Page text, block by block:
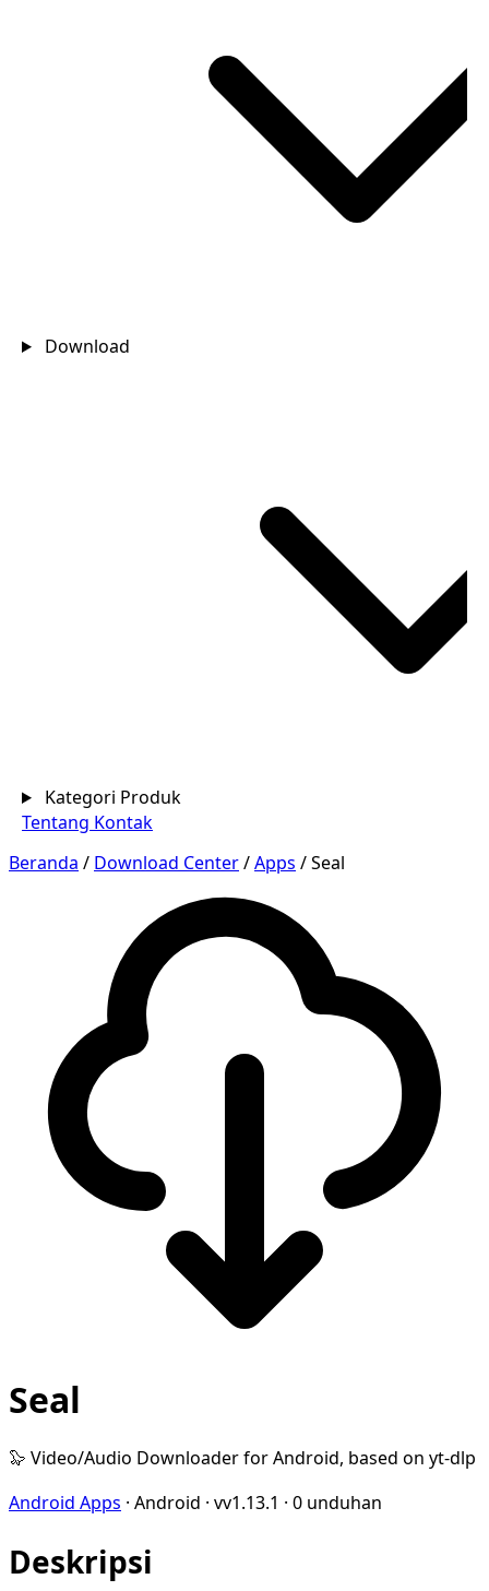
Download
Kategori Produk
Tentang Kontak
Beranda / Download Center/Apps /Seal
Seal
🦭 Video/Audio Downloader for Android, based on yt-dlp
Android Apps · Android · vv1.13.1 · 0 unduhan
Deskripsi